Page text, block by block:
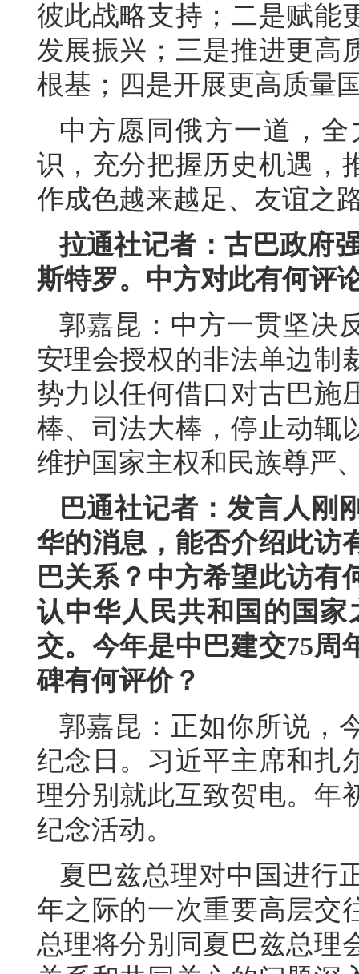
彼此战略支持；二是赋能
发展振兴；三是推进更高
根基；四是开展更高质量
中方愿同俄方一道，
识，充分把握历史机遇，
作成色越来越足、友谊之
拉通社记者：古巴政府
斯特罗。中方对此有何评
郭嘉昆：中方一贯坚决
安理会授权的非法单边制
势力以任何借口对古巴施
棒、司法大棒，停止动辄
维护国家主权和民族尊严
巴通社记者：发言人刚
华的消息，能否介绍此访
巴关系？中方希望此访有
认中华人民共和国的国家
交。今年是中巴建交75周
碑有何评价？
郭嘉昆：正如你所说，
纪念日。习近平主席和扎
理分别就此互致贺电。年
纪念活动。
夏巴兹总理对中国进行
年之际的一次重要高层交
总理将分别同夏巴兹总理